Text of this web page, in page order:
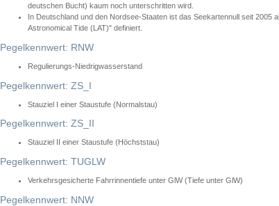
deutschen Bucht) kaum noch unterschritten wird.
In Deutschland und den Nordsee-Staaten ist das Seekartennull seit
Astronomical Tide (LAT)" definiert.
Pegelkennwert: RNW
Regulierungs-Niedrigwasserstand
Pegelkennwert: ZS_I
Stauziel I einer Staustufe (Normalstau)
Pegelkennwert: ZS_II
Stauziel II einer Staustufe (Höchststau)
Pegelkennwert: TUGLW
Verkehrsgesicherte Fahrrinnentiefe unter GlW (Tiefe unter GlW)
Pegelkennwert: NNW